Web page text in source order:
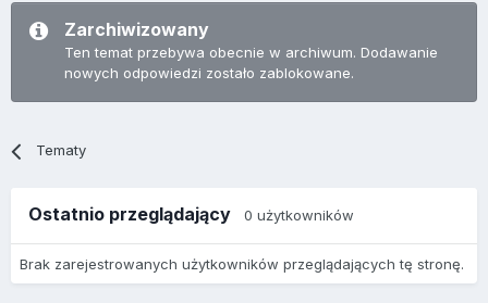
Zarchiwizowany
Ten temat przebywa obecnie w archiwum. Dodawanie
nowych odpowiedzi zostało zablokowane.
Tematy
Ostatnio przeglądający 0 użytkowników
Brak zarejestrowanych użytkowników przeglądających tę stronę.